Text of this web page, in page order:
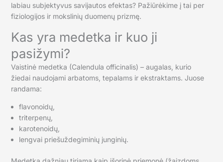
labiau subjektyvus savijautos efektas? Pažiūrėkime į tai per
fiziologijos ir mokslinių duomenų prizmę.
Kas yra medetka ir kuo ji
pasižymi?
Vaistinė medetka (Calendula officinalis) – augalas, kurio
žiedai naudojami arbatoms, tepalams ir ekstraktams. Juose
randama:
flavonoidų,
triterpenų,
karotenoidų,
lengvai priešuždegiminių junginių.